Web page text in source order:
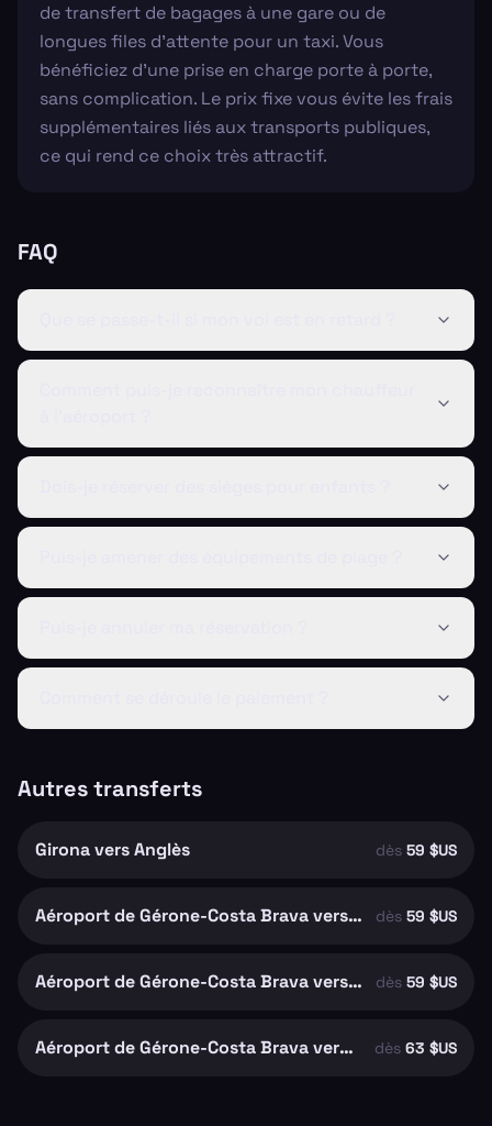
de transfert de bagages à une gare ou de
longues files d'attente pour un taxi. Vous
bénéficiez d'une prise en charge porte à porte,
sans complication. Le prix fixe vous évite les frais
supplémentaires liés aux transports publiques,
ce qui rend ce choix très attractif.
FAQ
Autres transferts
Girona vers Anglès dès 59 $US
Aéroport de Gérone-Costa Brava vers Riudellots de la Selva dès 59 $US
Aéroport de Gérone-Costa Brava vers Girona dès 59 $US
Aéroport de Gérone-Costa Brava vers Santa Coloma de Farners dès 63 $US